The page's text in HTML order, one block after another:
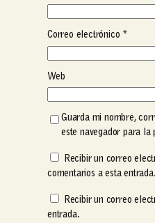
Correo electrónico *
Web
Guarda mi nombre,
este navegador para la
Recibir un correo
comentarios a esta entrada.
Recibir un correo
entrada.